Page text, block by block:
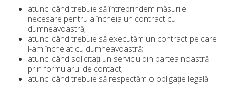
atunci când trebuie să întreprindem măsurile
necesare pentru a încheia un contract cu
dumneavoastră;
atunci când trebuie să executăm un contract pe care
l-am încheiat cu dumneavoastră;
atunci când solicitați un serviciu din partea noastră
prin formularul de contact;
atunci când trebuie să respectăm o obligație legală